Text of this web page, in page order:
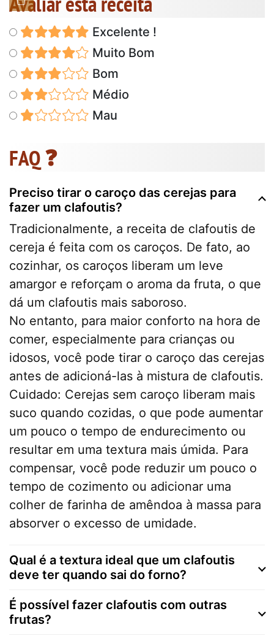
Excelente !
Muito Bom
Bom
Médio
Mau
FAQ ❓
Preciso tirar o caroço das cerejas para
fazer um clafoutis?
Tradicionalmente, a receita de clafoutis de
cereja é feita com os caroços. De fato, ao
cozinhar, os caroços liberam um leve
amargor e reforçam o aroma da fruta, o que
dá um clafoutis mais saboroso.
No entanto, para maior conforto na hora de
comer, especialmente para crianças ou
idosos, você pode tirar o caroço das cerejas
antes de adicioná-las à mistura de clafoutis.
Cuidado: Cerejas sem caroço liberam mais
suco quando cozidas, o que pode aumentar
um pouco o tempo de endurecimento ou
resultar em uma textura mais úmida. Para
compensar, você pode reduzir um pouco o
tempo de cozimento ou adicionar uma
colher de farinha de amêndoa à massa para
absorver o excesso de umidade.
Qual é a textura ideal que um clafoutis
deve ter quando sai do forno?
É possível fazer clafoutis com outras
frutas?